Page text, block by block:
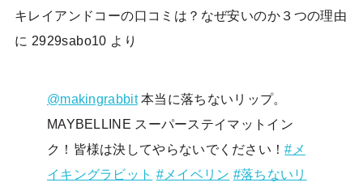
キレイアンドコーの口コミは？なぜ安いのか３つの理由
に 2929sabo10 より
@makingrabbit本当に落ちないリップ。
MAYBELLINE スーパーステイマットイン
ク！皆様は決してやらないでください！#メ
イキングラビット #メイベリン #落ちないリ